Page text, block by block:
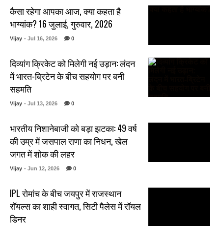
कैसा रहेगा आपका आज, क्या कहता है
भाग्यांक? 16 जुलाई, गुरुवार, 2026
Vijay - Jul 16, 2026 0
दिव्यांग क्रिकेट को मिलेगी नई उड़ान: लंदन
में भारत-ब्रिटेन के बीच सहयोग पर बनी
सहमति
Vijay - Jul 13, 2026 0
भारतीय निशानेबाजी को बड़ा झटका: 49 वर्ष
की उम्र में जसपाल राणा का निधन, खेल
जगत में शोक की लहर
Vijay - Jun 12, 2026 0
IPL रोमांच के बीच जयपुर में राजस्थान
रॉयल्स का शाही स्वागत, सिटी पैलेस में रॉयल
डिनर